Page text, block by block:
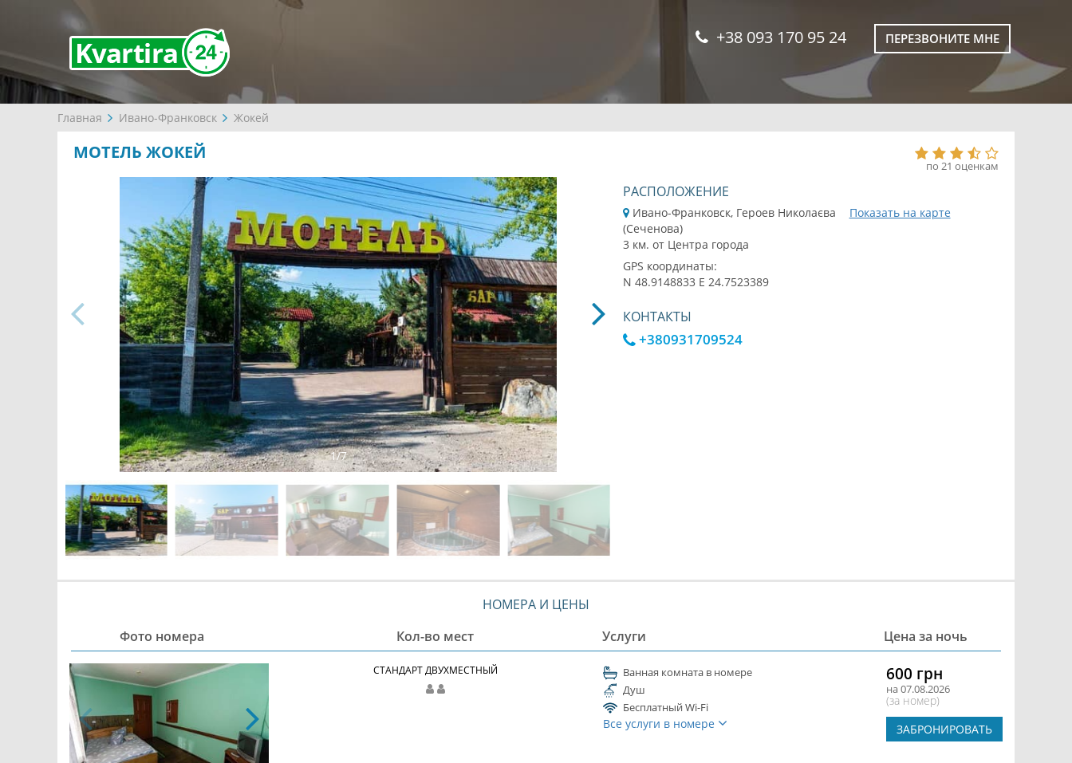
+38 093 170 95 24 ПЕРЕЗВОНИТЕ МНЕ
Главная Ивано-Франковск Жокей
МОТЕЛЬ ЖОКЕЙ
по 21 оценкам
1/7
РАСПОЛОЖЕНИЕ
Ивано-Франковск, Героев Николаєва
(Сеченова)
Показать на карте
3 км. от Центра города
GPS координаты:
N 48.9148833 E 24.7523389
КОНТАКТЫ
+380931709524
НОМЕРА И ЦЕНЫ
Фото номера
Кол-во мест Услуги Цена за ночь
СТАНДАРТ ДВУХМЕСТНЫЙ
Ванная комната в номере
Душ
Бесплатный Wi-Fi
Все услуги в номере
600 грн
на 07.08.2026
(за номер)
ЗАБРОНИРОВАТЬ